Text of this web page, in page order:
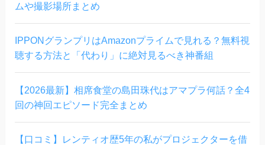
ムや撮影場所まとめ
IPPONグランプリはAmazonプライムで見れる？無料視
聴する方法と「代わり」に絶対見るべき神番組
【2026最新】相席食堂の島田珠代はアマプラ何話？全4
回の神回エピソード完全まとめ
【口コミ】レンティオ歴5年の私がプロジェクターを借